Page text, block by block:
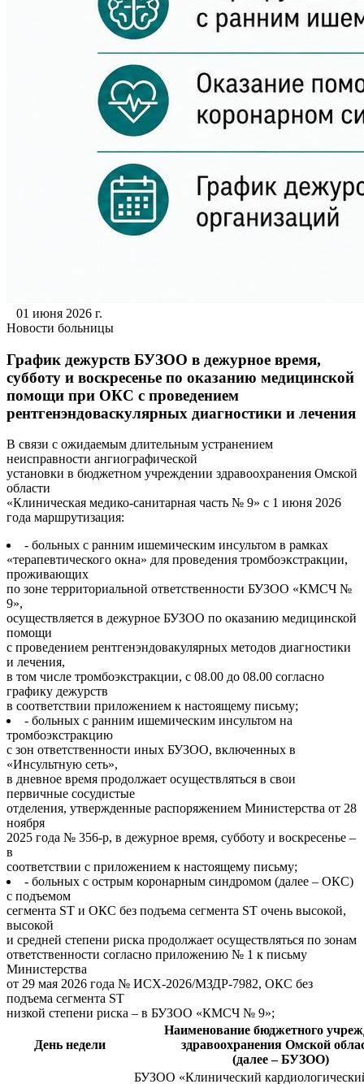
01 июня 2026 г.
Новости больницы
График дежурств БУЗОО в дежурное время,
субботу и воскресенье по оказанию медицинской
помощи при ОКС с проведением
рентгенэндоваскулярных диагностики и лечения
В связи с ожидаемым длительным устранением
неисправности ангиографической
установки в бюджетном учреждении здравоохранения Омской
области
«Клиническая медико-санитарная часть № 9» с 1 июня 2026
года маршрутизация:
- больных с ранним ишемическим инсультом в рамках
«терапевтического окна» для проведения тромбоэкстракции,
проживающих
по зоне территориальной ответственности БУЗОО «КМСЧ №
9»,
осуществляется в дежурное БУЗОО по оказанию медицинской
помощи
с проведением рентгенэндовакулярных методов диагностики
и лечения,
в том числе тромбоэкстракции, с 08.00 до 08.00 согласно
графику дежурств
в соответствии приложением к настоящему письму;
- больных с ранним ишемическим инсультом на
тромбоэкстракцию
с зон ответственности иных БУЗОО, включенных в
«Инсультную сеть»,
в дневное время продолжает осуществляться в свои
первичные сосудистые
отделения, утвержденные распоряжением Министерства от 28
ноября
2025 года № 356-р, в дежурное время, субботу и воскресенье –
в
соответствии с приложением к настоящему письму;
- больных с острым коронарным синдромом (далее – ОКС)
с подъемом
сегмента ST и ОКС без подъема сегмента ST очень высокой,
высокой
и средней степени риска продолжает осуществляться по зонам
ответственности согласно приложению № 1 к письму
Министерства
от 29 мая 2026 года № ИСХ-2026/МЗДР-7982, ОКС без
подъема сегмента ST
низкой степени риска – в БУЗОО «КМСЧ № 9»;
День недели
Наименование бюджетного
здравоохранения Омской
(далее – БУЗОО)
БУЗОО «Клинический